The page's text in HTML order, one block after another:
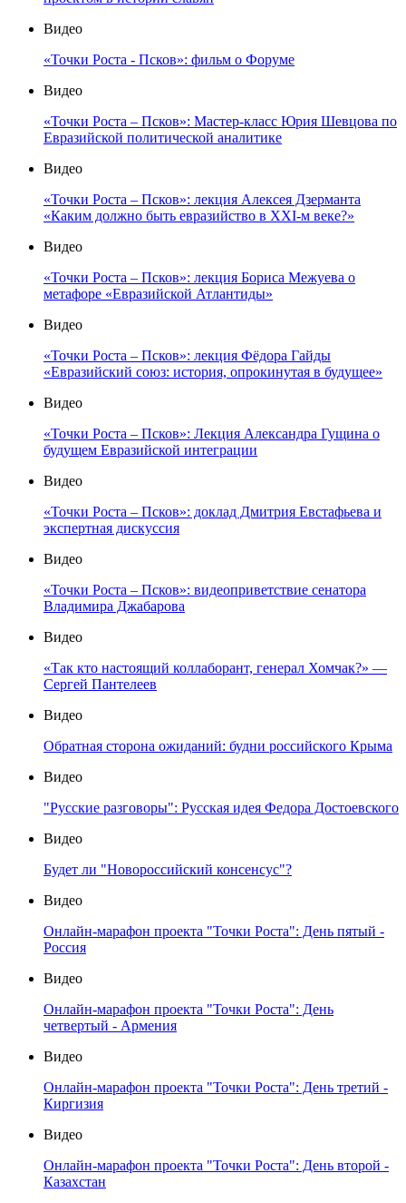
Видео
«Точки Роста - Псков»: фильм о Форуме
Видео
«Точки Роста – Псков»: Мастер-класс Юрия Шевцова по
Евразийской политической аналитике
Видео
«Точки Роста – Псков»: лекция Алексея Дзерманта
«Каким должно быть евразийство в XXI-м веке?»
Видео
«Точки Роста – Псков»: лекция Бориса Межуева о
метафоре «Евразийской Атлантиды»
Видео
«Точки Роста – Псков»: лекция Фёдора Гайды
«Евразийский союз: история, опрокинутая в будущее»
Видео
«Точки Роста – Псков»: Лекция Александра Гущина о
будущем Евразийской интеграции
Видео
«Точки Роста – Псков»: доклад Дмитрия Евстафьева и
экспертная дискуссия
Видео
«Точки Роста – Псков»: видеоприветствие сенатора
Владимира Джабарова
Видео
«Так кто настоящий коллаборант, генерал Хомчак?» —
Сергей Пантелеев
Видео
Обратная сторона ожиданий: будни российского Крыма
Видео
"Русские разговоры": Русская идея Федора Достоевского
Видео
Будет ли "Новороссийский консенсус"?
Видео
Онлайн-марафон проекта "Точки Роста": День пятый -
Россия
Видео
Онлайн-марафон проекта "Точки Роста": День
четвертый - Армения
Видео
Онлайн-марафон проекта "Точки Роста": День третий -
Киргизия
Видео
Онлайн-марафон проекта "Точки Роста": День второй -
Казахстан